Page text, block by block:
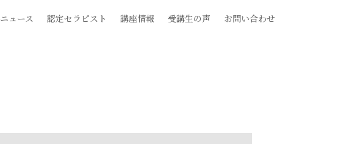
ニュース 認定セラピスト 講座情報 受講生の声 お問い合わせ